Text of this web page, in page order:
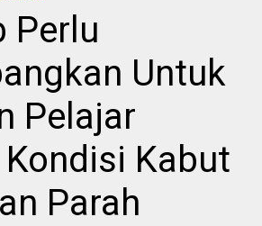
Perlu
Untuk
Pelajar
Kabut
Parah